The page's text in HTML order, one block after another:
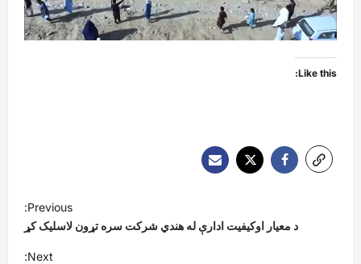
Like this:
Previous:
د معیار اوکیفیت ادارې له هندي شرکت سره تړون لاسلیک کړ
Next: